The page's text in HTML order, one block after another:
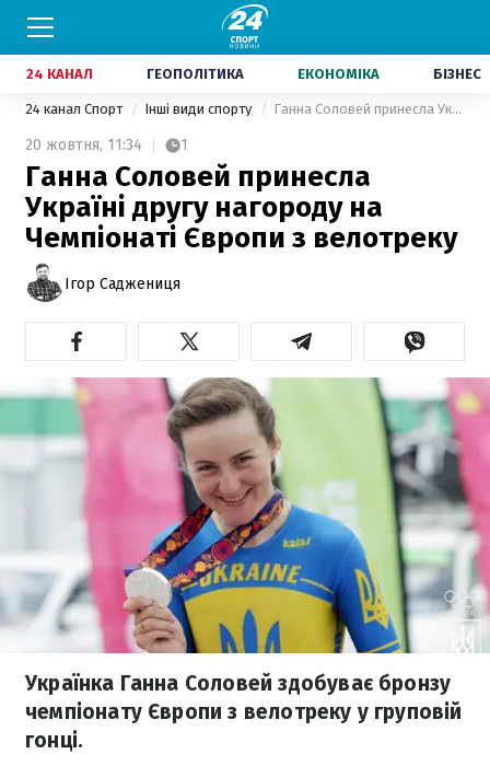
24 КАНАЛ ГЕОПОЛІТИКА ЕКОНОМІКА БІЗНЕС
24 канал Спорт Інші види спорту Ганна Соловей принесла Україні другу нагороду на Чемпіонаті Європи з велотреку
20 жовтня, 11:34 1
Ганна Соловей принесла
Україні другу нагороду на
Чемпіонаті Європи з велотреку
Ігор Саджениця
Українка Ганна Соловей здобуває бронзу
чемпіонату Європи з велотреку у груповій
гонці.